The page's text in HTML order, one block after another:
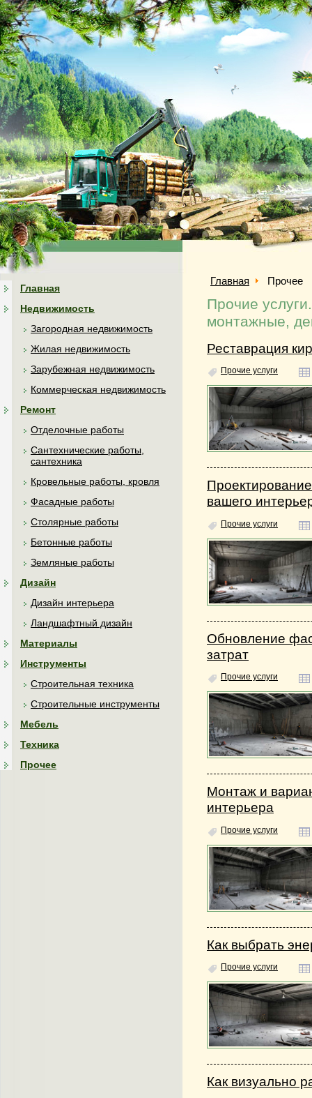
Главная
Недвижимость
Загородная недвижимость
Жилая недвижимость
Зарубежная недвижимость
Коммерческая недвижимость
Ремонт
Отделочные работы
Сантехнические работы,
сантехника
Кровельные работы, кровля
Фасадные работы
Столярные работы
Бетонные работы
Земляные работы
Дизайн
Дизайн интерьера
Ландшафтный дизайн
Материалы
Инструменты
Строительная техника
Строительные инструменты
Мебель
Техника
Прочее
Главная Прочее
Прочие
монтажные,
Реставрация
Прочие услуги
вашего
Прочие услуги
Обновление
затрат
Прочие услуги
Монтаж и
интерьера
Прочие услуги
Как выбрать
Прочие услуги
Как визуально